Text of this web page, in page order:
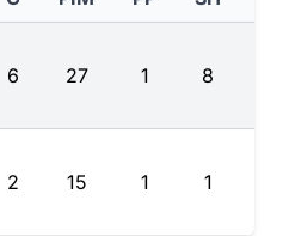
6 27 1 8
2 15 1 1